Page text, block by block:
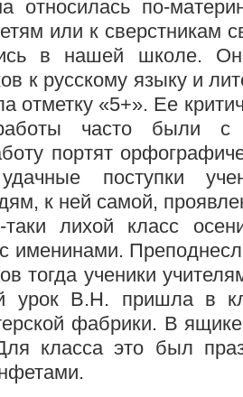
относилась по-
или к сверстникам
в нашей школе.
к русскому языку и
отметку «5+». Ее
часто были с
портят
поступки
к ней самой,
таки лихой класс
именинами.
тогда ученики
урок В.Н. пришла в
фабрики. В
класса это был